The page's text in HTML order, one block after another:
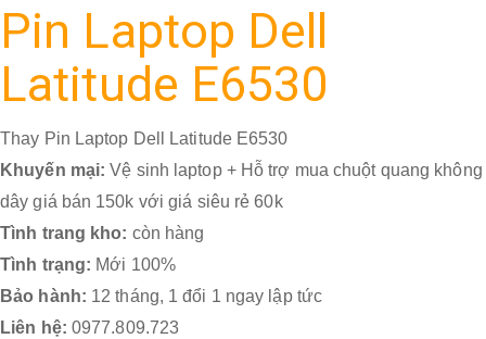
Pin Laptop Dell
Latitude E6530
Thay Pin Laptop Dell Latitude E6530
Khuyến mại: Vệ sinh laptop + Hỗ trợ mua chuột quang không
dây giá bán 150k với giá siêu rẻ 60k
Tình trang kho: còn hàng
Tình trạng: Mới 100%
Bảo hành: 12 tháng, 1 đổi 1 ngay lập tức
Liên hệ: 0977.809.723